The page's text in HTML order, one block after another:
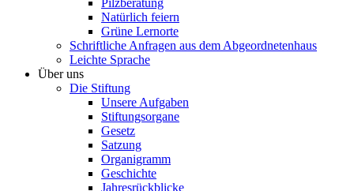
Pilzberatung
Natürlich feiern
Grüne Lernorte
Schriftliche Anfragen aus dem Abgeordnetenhaus
Leichte Sprache
Über uns
Die Stiftung
Unsere Aufgaben
Stiftungsorgane
Gesetz
Satzung
Organigramm
Geschichte
Jahresrückblicke